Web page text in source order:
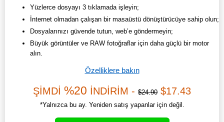
Yüzlerce dosyayı 3 tıklamada işleyin;
İnternet olmadan çalışan bir masaüstü dönüştürücüye sahip olun;
Dosyalarınızı güvende tutun, web’e göndermeyin;
Büyük görüntüler ve RAW fotoğraflar için daha güçlü bir motor
alın.
Özelliklere bakın
ŞİMDİ %20 İNDİRİM - $24.90 $17.43
*Yalnızca bu ay. Yeniden satış yapanlar için değil.